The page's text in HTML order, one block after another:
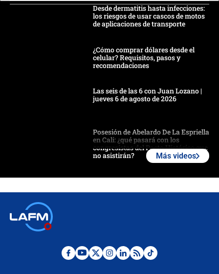
Desde dermatitis hasta infecciones:
los riesgos de usar cascos de motos
de aplicaciones de transporte
¿Cómo comprar dólares desde el
celular? Requisitos, pasos y
recomendaciones
Las seis de las 6 con Juan Lozano |
jueves 6 de agosto de 2026
Posesión de Abelardo De La Espriella
en Cali: ¿qué pasará con los
congresistas del Pacto Histórico que
no asistirán?
¿Por qué De la Espriella gobernará
Más videos